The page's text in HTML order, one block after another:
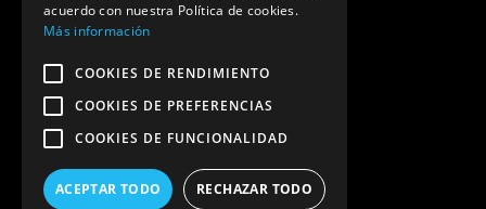
POLÍTICA DE PRIVACIDAD
acuerdo con nuestra Política de cookies.
Más información
COOKIES DE RENDIMIENTO
COOKIES DE PREFERENCIAS
COOKIES DE FUNCIONALIDAD
ACEPTAR TODO RECHAZAR TODO